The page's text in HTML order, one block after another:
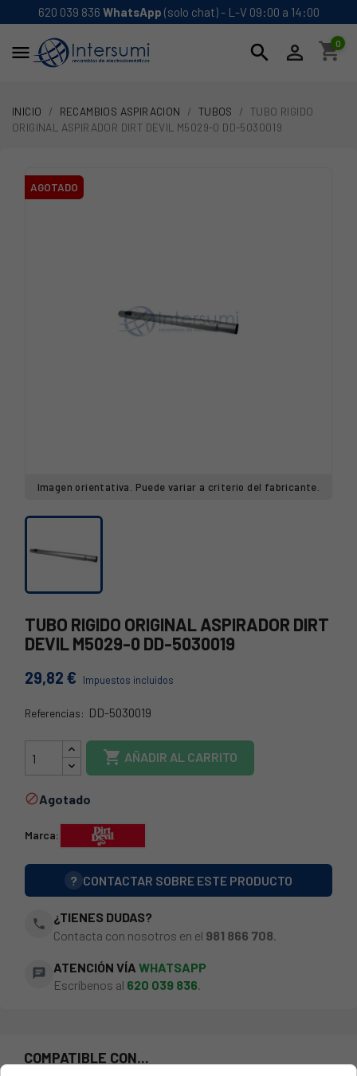
620 039 836 WhatsApp (solo chat) - L-V 09:00 a 14:00
 search  shopping_cart
0
INICIO RECAMBIOS ASPIRACION TUBOS
TUBO RIGIDO
ORIGINAL ASPIRADOR DIRT DEVIL M5029-0 DD-5030019
AGOTADO
Imagen orientativa. Puede variar a criterio del fabricante.
TUBO RIGIDO ORIGINAL ASPIRADOR DIRT
DEVIL M5029-0 DD-5030019
29,82 € Impuestos incluidos
Referencias: DD-5030019
DD-5030019
 AÑADIR AL CARRITO
Agotado
Marca:
? CONTACTAR SOBRE ESTE PRODUCTO
phone
¿TIENES DUDAS?
Contacta con nosotros en el 981 866 708
chat ATENCIÓN VÍA WHATSAPP
Escríbenos al 620 039 836.
COMPATIBLE CON...